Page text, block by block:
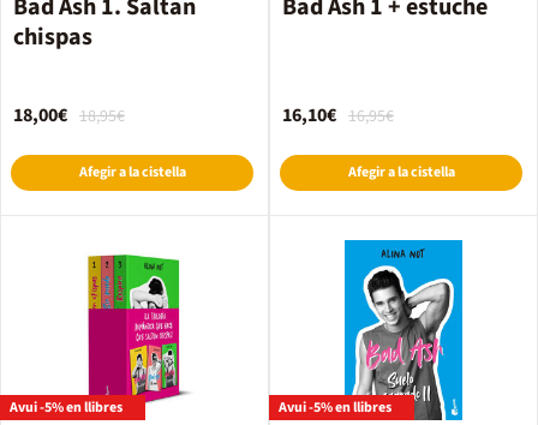
Bad Ash 1. Saltan
chispas
18,95€
18,00€
Afegir a la cistella
Bad Ash 1 + estuche
16,95€
16,10€
Afegir a la cistella
Avui -5% en llibres Avui -5% en llibres